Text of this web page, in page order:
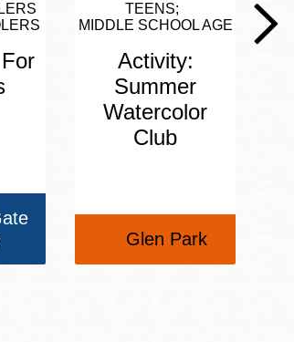
TEENS
MIDDLE SCHOOL AGE
Activity:
Summer
Watercolor
Club
Glen Park